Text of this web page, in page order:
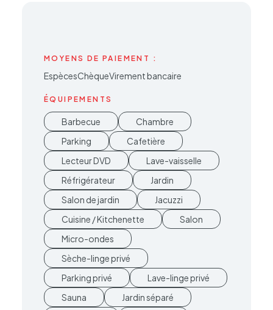
MOYENS DE PAIEMENT :
EspècesChèqueVirement bancaire
ÉQUIPEMENTS
Barbecue
Chambre
Parking
Cafetière
Lecteur DVD
Lave-vaisselle
Réfrigérateur
Jardin
Salon de jardin
Jacuzzi
Cuisine / Kitchenette
Salon
Micro-ondes
Sèche-linge privé
Parking privé
Lave-linge privé
Sauna
Jardin séparé